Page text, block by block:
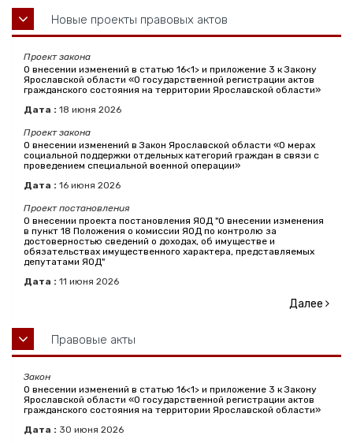
Новые проекты правовых актов
Проект закона
О внесении изменений в статью 16<1> и приложение 3 к Закону
Ярославской области «О государственной регистрации актов
гражданского состояния на территории Ярославской области»
Дата : 18 июня 2026
Проект закона
О внесении изменений в Закон Ярославской области «О мерах
социальной поддержки отдельных категорий граждан в связи с
проведением специальной военной операции»
Дата : 16 июня 2026
Проект постановления
О внесении проекта постановления ЯОД "О внесении изменения
в пункт 18 Положения о комиссии ЯОД по контролю за
достоверностью сведений о доходах, об имуществе и
обязательствах имущественного характера, представляемых
депутатами ЯОД"
Дата : 11 июня 2026
Далее
Правовые акты
Закон
О внесении изменений в статью 16<1> и приложение 3 к Закону
Ярославской области «О государственной регистрации актов
гражданского состояния на территории Ярославской области»
Дата : 30 июня 2026